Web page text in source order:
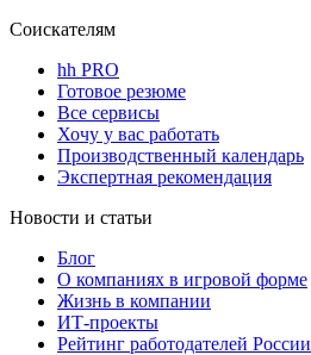
Соискателям
hh PRO
Готовое резюме
Все сервисы
Хочу у вас работать
Производственный календарь
Экспертная рекомендация
Новости и статьи
Блог
О компаниях в игровой форме
Жизнь в компании
ИТ-проекты
Рейтинг работодателей России